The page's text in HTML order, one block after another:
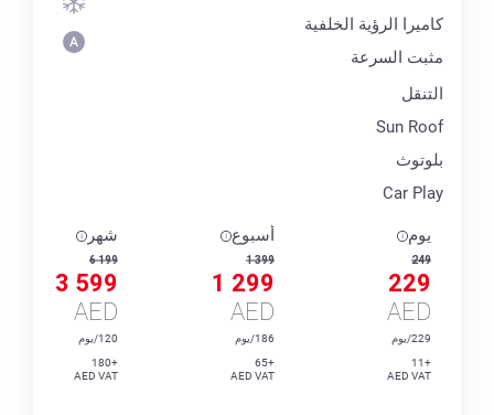
كاميرا الرؤية الخلفية
مثبت السرعة
التنقل
Sun Roof
بلوتوث
Car Play
يوم
249
229
AED
229/يوم
+11
AED VAT
أسبوع
1 399
1 299
AED
186/يوم
+65
AED VAT
شهر
6 199
3 599
AED
120/يوم
+180
AED VAT